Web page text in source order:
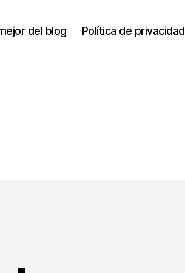
del blog Política de privacidad